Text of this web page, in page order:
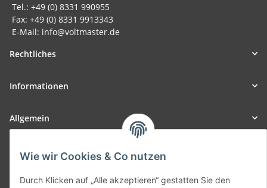
Wie wir Cookies & Co nutzen
Durch Klicken auf „Alle akzeptieren“ gestatten Sie den
Tel.: +49 (0) 8331 990955
Fax: +49 (0) 8331 9913343
E-Mail: info@voltmaster.de
Rechtliches
Informationen
Allgemein
Teil unseres Netzwerks:
SmoliTec - Safety. Simplified. Worldwide. ( B2B Shop )